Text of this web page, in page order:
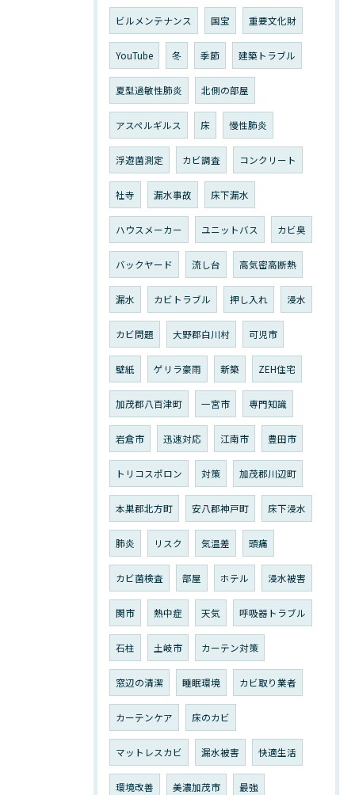
ビルメンテナンス 国宝 重要文化財
YouTube 冬 季節 建築トラブル
夏型過敏性肺炎 北側の部屋
アスペルギルス 床 慢性肺炎
浮遊菌測定 カビ調査 コンクリート
社寺 漏水事故 床下漏水
ハウスメーカー ユニットバス カビ臭
バックヤード 流し台 高気密高断熱
漏水 カビトラブル 押し入れ 浸水
カビ問題 大野郡白川村 可児市
壁紙 ゲリラ豪雨 新築 ZEH住宅
加茂郡八百津町 一宮市 専門知識
岩倉市 迅速対応 江南市 豊田市
トリコスポロン 対策 加茂郡川辺町
本巣郡北方町 安八郡神戸町 床下浸水
肺炎 リスク 気温差 頭痛
カビ菌検査 部屋 ホテル 浸水被害
関市 熱中症 天気 呼吸器トラブル
石柱 土岐市 カーテン対策
窓辺の清潔 睡眠環境 カビ取り業者
カーテンケア 床のカビ
マットレスカビ 漏水被害 快適生活
環境改善 美濃加茂市 最強